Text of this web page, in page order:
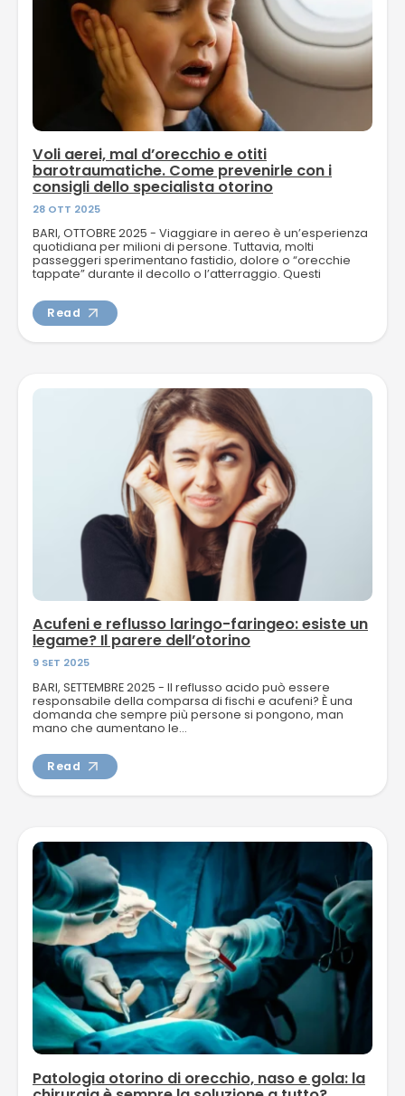
Voli aerei, mal d’orecchio e otiti
barotraumatiche. Come prevenirle con i
consigli dello specialista otorino
28 OTT 2025
BARI, OTTOBRE 2025 - Viaggiare in aereo è un’esperienza
quotidiana per milioni di persone. Tuttavia, molti
passeggeri sperimentano fastidio, dolore o “orecchie
tappate” durante il decollo o l’atterraggio. Questi
Read
Acufeni e reflusso laringo-faringeo: esiste un
legame? Il parere dell’otorino
9 SET 2025
BARI, SETTEMBRE 2025 - Il reflusso acido può essere
responsabile della comparsa di fischi e acufeni? È una
domanda che sempre più persone si pongono, man
mano che aumentano le...
Read
Patologia otorino di orecchio, naso e gola: la